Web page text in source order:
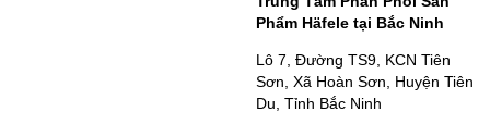
Phẩm Häfele tại Bắc Ninh
Lô 7, Đường TS9, KCN Tiên
Sơn, Xã Hoàn Sơn, Huyện Tiên
Du, Tỉnh Bắc Ninh